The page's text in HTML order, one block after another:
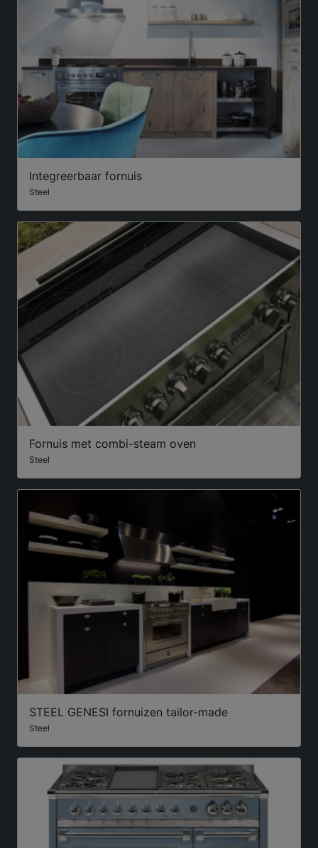
Integreerbaar fornuis
Steel
Fornuis met combi-steam oven
Steel
STEEL GENESI fornuizen tailor-made
Steel